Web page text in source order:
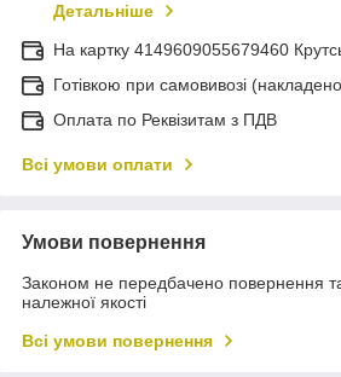
Детальніше
На картку 4149609055679460
Готівкою при самовивозі
Оплата по Реквізитам з ПДВ
Всі умови оплати
Умови повернення
Законом не передбачено повернення
належної якості
Всі умови повернення